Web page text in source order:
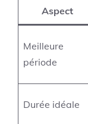
Aspect
Meilleure
période
Durée idéale